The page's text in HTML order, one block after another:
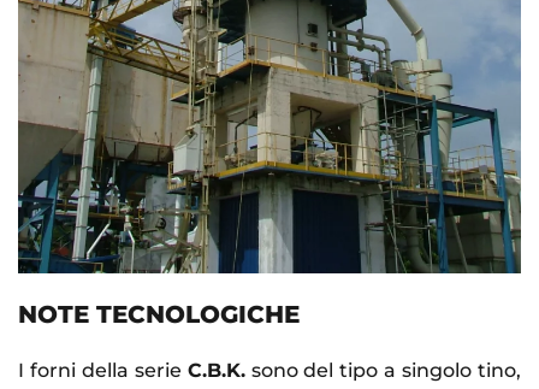
NOTE TECNOLOGICHE
I forni della serie C.B.K.sono del tipo a singolo tino,